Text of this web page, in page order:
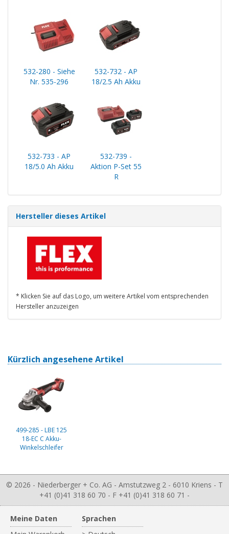
532-280 - Siehe
Nr. 535-296
532-732 - AP
18/2.5 Ah Akku
532-733 - AP
18/5.0 Ah Akku
532-739 -
Aktion P-Set 55
R
Hersteller dieses Artikel
* Klicken Sie auf das Logo, um weitere Artikel vom entsprechenden
Hersteller anzuzeigen
Kürzlich angesehene Artikel
499-285 - LBE 125
18-EC C Akku-
Winkelschleifer
© 2026 - Niederberger + Co. AG - Amstutzweg 2 - 6010 Kriens - T
+41 (0)41 318 60 70 - F +41 (0)41 318 60 71 -
Meine Daten
Sprachen